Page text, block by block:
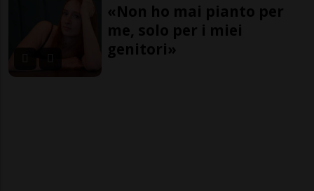
«Non ho mai pianto per
me, solo per i miei
genitori»